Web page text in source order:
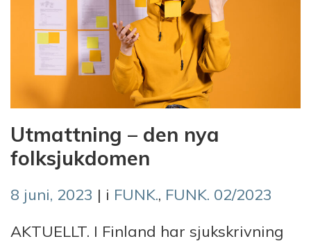
Utmattning – den nya
folksjukdomen
8 juni, 2023 | i FUNK., FUNK. 02/2023
AKTUELLT. I Finland har sjukskrivning